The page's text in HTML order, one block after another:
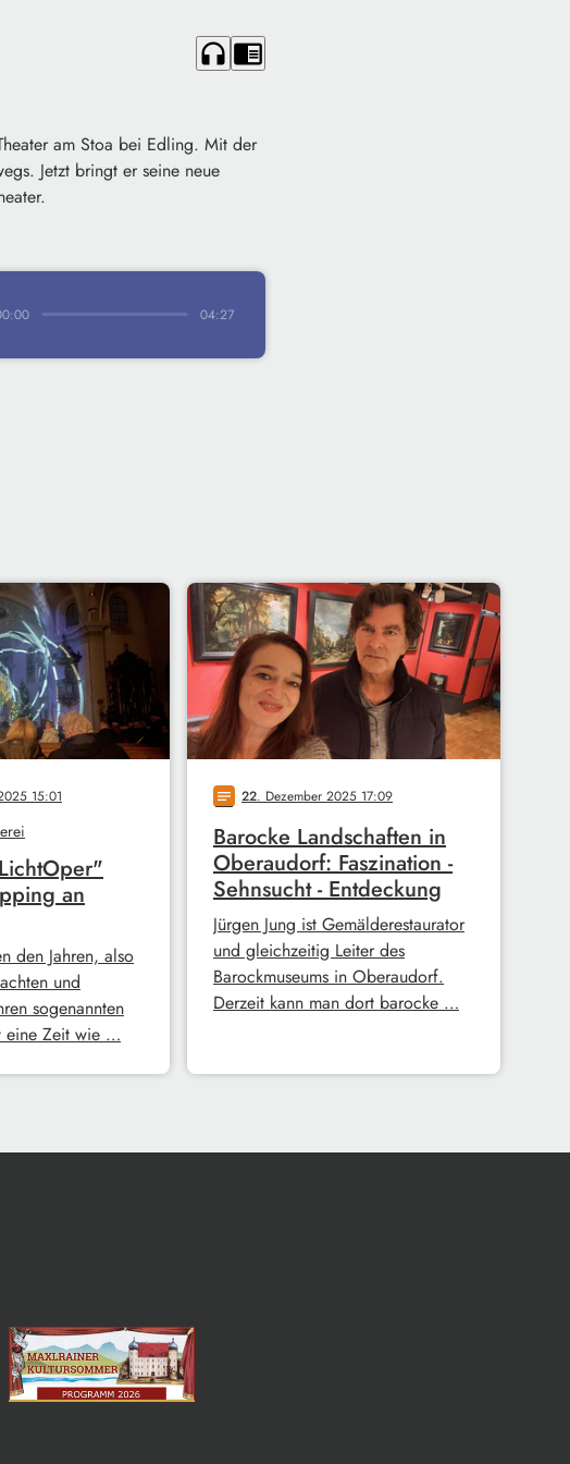
headphones chrome_reader_mode
am Stoa bei Edling. Mit der
Jetzt bringt er seine neue
04:27
15:01
an
den Jahren, also
und
sogenannten
eine Zeit wie …
notes 22. Dezember 2025 17:09
Barocke Landschaften in
Oberaudorf: Faszination -
Sehnsucht - Entdeckung
Jürgen Jung ist Gemälderestaurator
und gleichzeitig Leiter des
Barockmuseums in Oberaudorf.
Derzeit kann man dort barocke …